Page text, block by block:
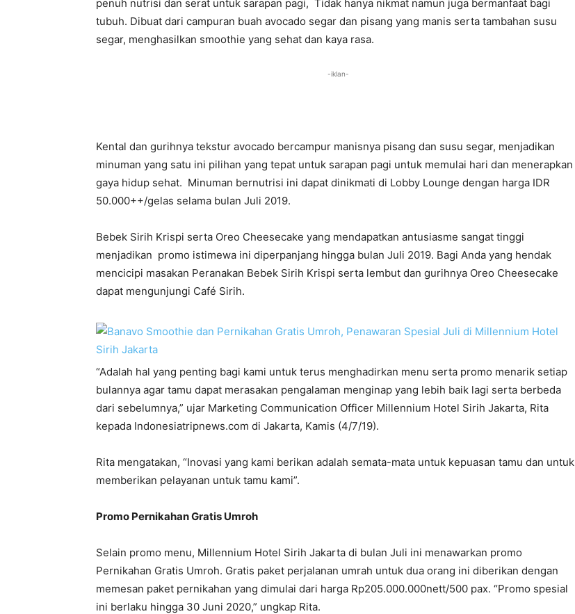
penuh nutrisi dan serat untuk sarapan pagi, Tidak hanya nikmat namun juga bermanfaat bagi
tubuh. Dibuat dari campuran buah avocado segar dan pisang yang manis serta tambahan susu
segar, menghasilkan smoothie yang sehat dan kaya rasa.
-iklan-
Kental dan gurihnya tekstur avocado bercampur manisnya pisang dan susu segar, menjadikan
minuman yang satu ini pilihan yang tepat untuk sarapan pagi untuk memulai hari dan menerapkan
gaya hidup sehat. Minuman bernutrisi ini dapat dinikmati di Lobby Lounge dengan harga IDR
50.000++/gelas selama bulan Juli 2019.
Bebek Sirih Krispi serta Oreo Cheesecake yang mendapatkan antusiasme sangat tinggi
menjadikan promo istimewa ini diperpanjang hingga bulan Juli 2019. Bagi Anda yang hendak
mencicipi masakan Peranakan Bebek Sirih Krispi serta lembut dan gurihnya Oreo Cheesecake
dapat mengunjungi Café Sirih.
“Adalah hal yang penting bagi kami untuk terus menghadirkan menu serta promo menarik setiap
bulannya agar tamu dapat merasakan pengalaman menginap yang lebih baik lagi serta berbeda
dari sebelumnya,” ujar Marketing Communication Officer Millennium Hotel Sirih Jakarta, Rita
kepada Indonesiatripnews.com di Jakarta, Kamis (4/7/19).
Rita mengatakan, “Inovasi yang kami berikan adalah semata-mata untuk kepuasan tamu dan untuk
memberikan pelayanan untuk tamu kami”.
Promo Pernikahan Gratis Umroh
Selain promo menu, Millennium Hotel Sirih Jakarta di bulan Juli ini menawarkan promo
Pernikahan Gratis Umroh. Gratis paket perjalanan umrah untuk dua orang ini diberikan dengan
memesan paket pernikahan yang dimulai dari harga Rp205.000.000nett/500 pax. “Promo spesial
ini berlaku hingga 30 Juni 2020,” ungkap Rita.